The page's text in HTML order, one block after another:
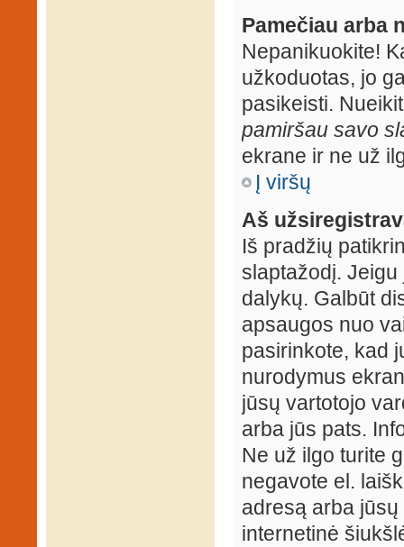
Pamečiau arba
Nepanikuokite!
užkoduotas, jo
pasikeisti.
pamiršau savo
ekrane ir ne už
Į viršų
Aš
Iš pradžių
slaptažodį.
dalykų. Galbūt
apsaugos nuo
pasirinkote, kad
nurodymus
jūsų vartotojo
arba jūs pats.
Ne už ilgo turite
negavote el.
adresą arba
internetinė